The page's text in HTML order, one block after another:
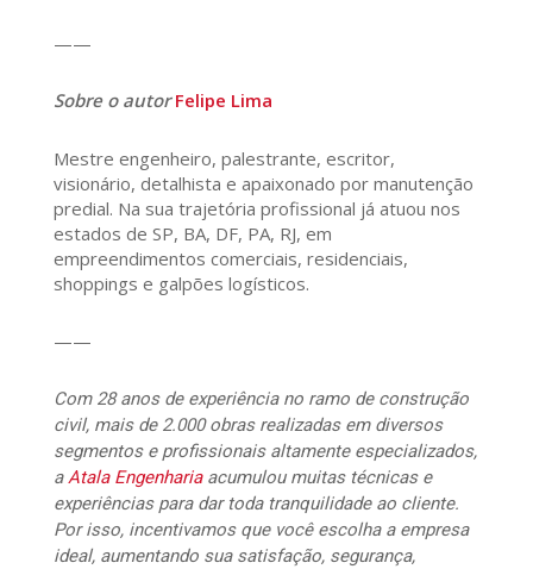
——
Sobre o autorFelipe Lima
Mestre engenheiro, palestrante, escritor,
visionário, detalhista e apaixonado por manutenção
predial. Na sua trajetória profissional já atuou nos
estados de SP, BA, DF, PA, RJ, em
empreendimentos comerciais, residenciais,
shoppings e galpões logísticos.
——
Com 28 anos de experiência no ramo de construção
civil, mais de 2.000 obras realizadas em diversos
segmentos e profissionais altamente especializados,
aAtala Engenhariaacumulou muitas técnicas e
experiências para dar toda tranquilidade ao cliente.
Por isso, incentivamos que você escolha a empresa
ideal, aumentando sua satisfação, segurança,